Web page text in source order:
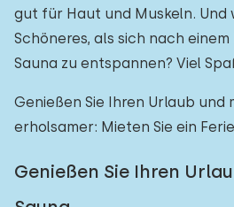
gut für Haut und Muskeln. Und
Schöneres, als sich nach
Sauna zu entspannen? Viel
Genießen Sie Ihren Urlaub und
erholsamer: Mieten Sie ein
Genießen Sie Ihren